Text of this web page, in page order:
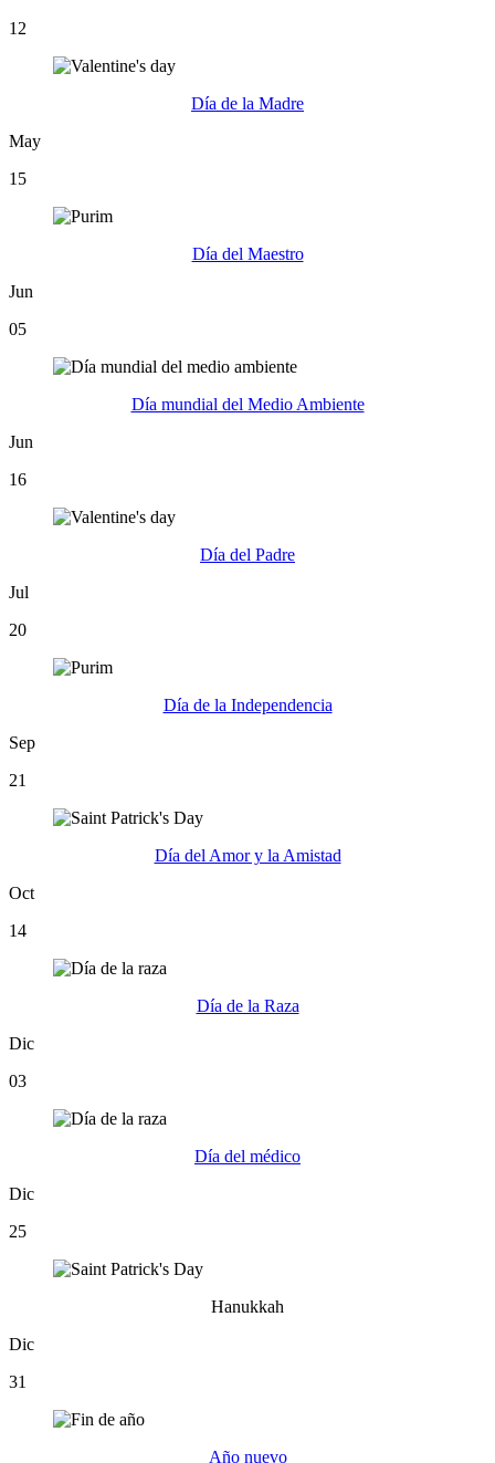
12
Día de la Madre
May
15
Día del Maestro
Jun
05
Día mundial del Medio Ambiente
Jun
16
Día del Padre
Jul
20
Día de la Independencia
Sep
21
Día del Amor y la Amistad
Oct
14
Día de la Raza
Dic
03
Día del médico
Dic
25
Hanukkah
Dic
31
Año nuevo